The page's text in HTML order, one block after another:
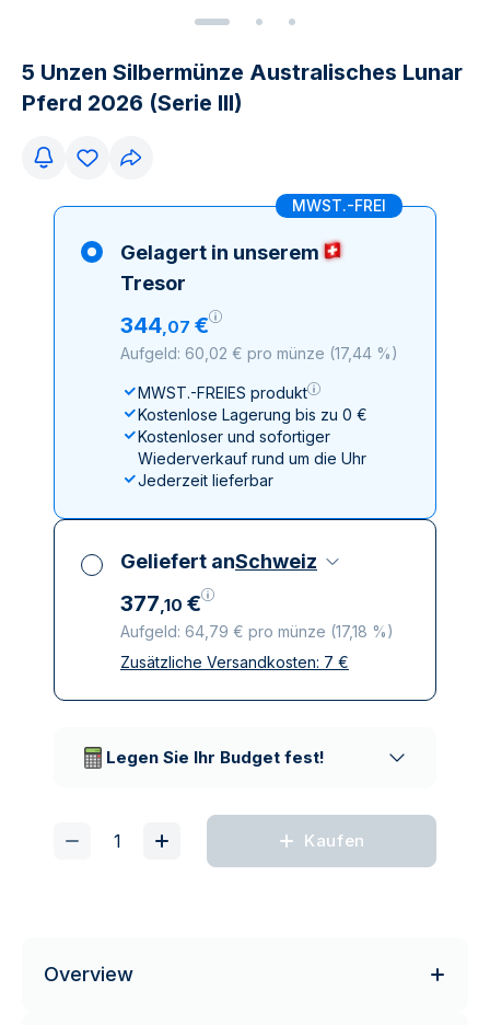
5 Unzen Silbermünze Australisches Lunar
Pferd 2026 (Serie III)
MWST.-FREI
Gelagert in unserem
Tresor
344,07 €
Aufgeld: 60,02 € pro münze (17,44 %)
MWST.-FREIES produkt
Kostenlose Lagerung bis zu 0 €
Kostenloser und sofortiger
Wiederverkauf rund um die Uhr
Jederzeit lieferbar
Geliefert anSchweiz
377,10 €
Aufgeld: 64,79 € pro münze (17,18 %)
Alle Steuern inbegriffen
Zusätzliche Versandkosten: 7 €
Legen Sie Ihr Budget fest!
Kaufen
Overview